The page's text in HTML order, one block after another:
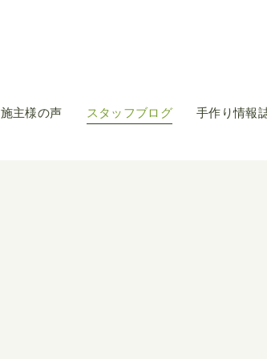
施主様の声 スタッフブログ 手作り情報